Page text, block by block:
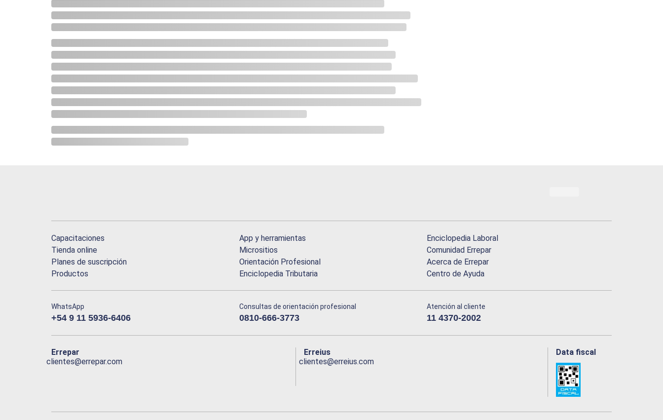
Capacitaciones
Tienda online
Planes de suscripción
Productos
App y herramientas
Micrositios
Orientación Profesional
Enciclopedia Tributaria
Enciclopedia Laboral
Comunidad Errepar
Acerca de Errepar
Centro de Ayuda
WhatsApp
+54 9 11 5936-6406
Consultas de orientación profesional
0810-666-3773
Atención al cliente
11 4370-2002
Errepar
clientes@errepar.com
Erreius
clientes@erreius.com
Data fiscal